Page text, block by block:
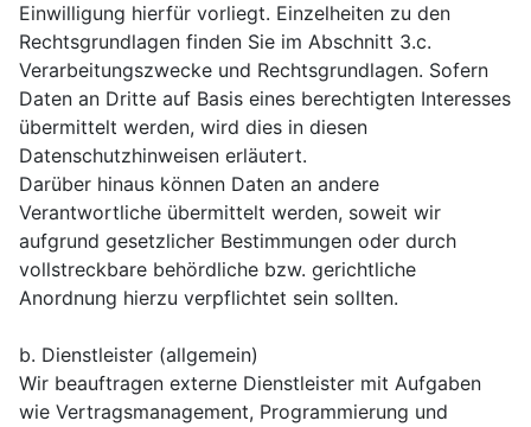
Einwilligung hierfür vorliegt. Einzelheiten zu den
Rechtsgrundlagen finden Sie im Abschnitt 3.c.
Verarbeitungszwecke und Rechtsgrundlagen. Sofern
Daten an Dritte auf Basis eines berechtigten Interesses
übermittelt werden, wird dies in diesen
Datenschutzhinweisen erläutert.
Darüber hinaus können Daten an andere
Verantwortliche übermittelt werden, soweit wir
aufgrund gesetzlicher Bestimmungen oder durch
vollstreckbare behördliche bzw. gerichtliche
Anordnung hierzu verpflichtet sein sollten.
b. Dienstleister (allgemein)
Wir beauftragen externe Dienstleister mit Aufgaben
wie Vertragsmanagement, Programmierung und